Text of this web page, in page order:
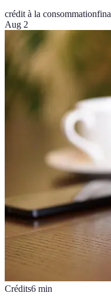
crédit à la consommation
Aug 2
Crédits6 min